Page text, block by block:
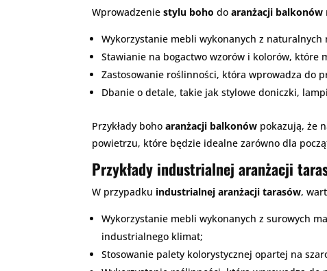
Wprowadzeniestylu boho doaranżacji balkonów
Wykorzystanie mebli wykonanych z
Stawianie na bogactwo wzorów i kolorów, które
Zastosowanie roślinności, która wprowadza do
Dbanie o detale, takie jak stylowe doniczki,
Przykłady bohoaranżacji balkonów pokazują, że
powietrzu, które będzie idealne zarówno dla
Przykłady industrialnej aranżacji
W przypadku industrialnej aranżacji tarasów,
Wykorzystanie mebli wykonanych z surowych
industrialnego klimat;
Stosowanie palety kolorystycznej opartej na